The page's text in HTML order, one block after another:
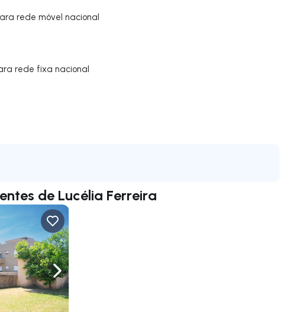
rede móvel nacional
rede fixa nacional
de Lucélia Ferreira
Navegação para a direita